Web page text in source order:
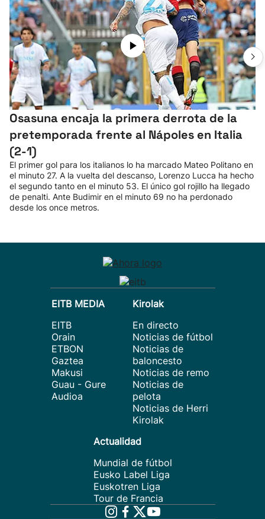
Osasuna encaja la primera derrota de la
pretemporada frente al Nápoles en Italia
(2-1)
El primer gol para los italianos lo ha marcado Mateo Politano en
el minuto 27. A la vuelta del descanso, Lorenzo Lucca ha hecho
el segundo tanto en el minuto 53. El único gol rojillo ha llegado
de penalti. Ante Budimir en el minuto 69 no ha perdonado
desde los once metros.
EITB MEDIA
EITB
Orain
ETBON
Gaztea
Makusi
Guau - Gure
Audioa
Kirolak
En directo
Noticias de fútbol
Noticias de
baloncesto
Noticias de remo
Noticias de
pelota
Noticias de Herri
Kirolak
Actualidad
Mundial de fútbol
Eusko Label Liga
Euskotren Liga
Tour de Francia